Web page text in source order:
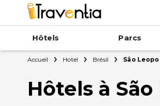
Hôtels Parcs
Accueil Hotel Brésil São
Hôtels à